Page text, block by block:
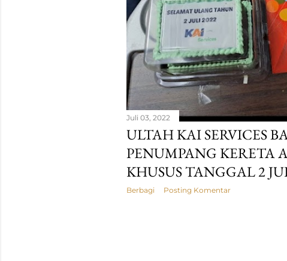
g
a
n
Juli 03, 2022
ULTAH KAI SERVICES
PENUMPANG KERETA
KHUSUS TANGGAL 2
Berbagi Posting Komentar